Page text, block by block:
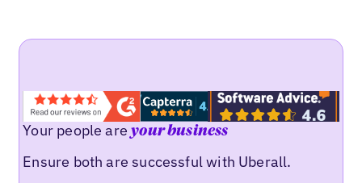
Your people areyour business
Ensure both are successful with Uberall.